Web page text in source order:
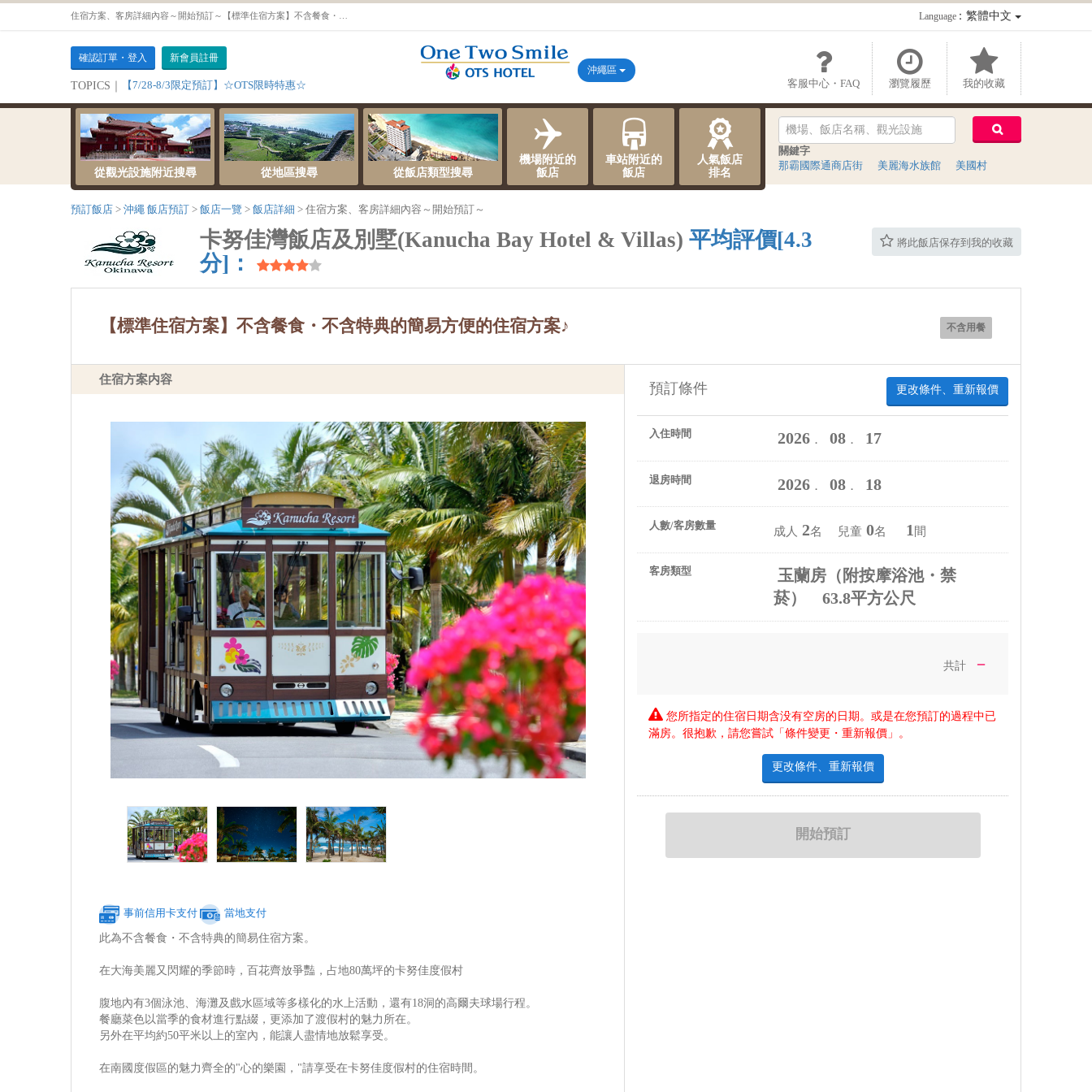
Language：繁體中文
確認訂單・登入 新會員註冊
TOPICS｜ 【7/28-8/3限定預訂】☆OTS限時特惠☆ 客服中心・FAQ 瀏覽履歷 我的收藏
沖繩區
從觀光設施附近搜尋 從地區搜尋 從飯店類型搜尋
機場附近的
飯店
車站附近的
飯店
人氣飯店
排名
關鍵字
那霸國際通商店街
美麗海水族館 美國村
預訂飯店 沖繩 飯店預訂 飯店一覽 飯店詳細 住宿方案、客房詳細內容～開始預訂～
將此飯店保存到我的收藏
卡努佳灣飯店及別墅(Kanucha Bay Hotel & Villas) 平均評價[4.3
分]：
不含用餐
【標準住宿方案】不含餐食・不含特典的簡易方便的住宿方案♪
住宿方案内容
事前信用卡支付 當地支付
此為不含餐食・不含特典的簡易住宿方案。
在大海美麗又閃耀的季節時，百花齊放爭豔，占地80萬坪的卡努佳度假村
腹地內有3個泳池、海灘及戲水區域等多樣化的水上活動，還有18洞的高爾夫球場行程。
餐廳菜色以當季的食材進行點綴，更添加了渡假村的魅力所在。
另外在平均約50平米以上的室內，能讓人盡情地放鬆享受。
在南國度假區的魅力齊全的"心的樂園，"請享受在卡努佳度假村的住宿時間。
更改條件、重新報價
預訂條件
入住時間 2026． 08． 17
退房時間 2026． 08． 18
人數/客房數量 成人 2名 兒童 0名 1 間
客房類型
玉蘭房（附按摩浴池・禁
菸） 63.8平方公尺
共計 －
您所指定的住宿日期含没有空房的日期。或是在您預訂的過程中已
滿房。很抱歉，請您嘗試「條件變更・重新報價」。
更改條件、重新報價